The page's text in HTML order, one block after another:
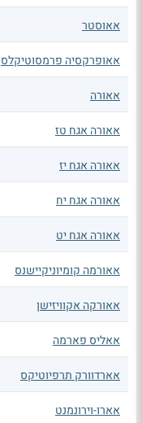
אאוסטר
אאופרקסיה פרמסוטיקלס
אאורה
אאורה אגח טז
אאורה אגח יז
אאורה אגח יח
אאורה אגח יט
אאורמה קומיוניקיישנס
אאורקה אקוויזישן
אאליס פארמה
אארדוורק תרפיוטיקס
אארו-וירונמנט